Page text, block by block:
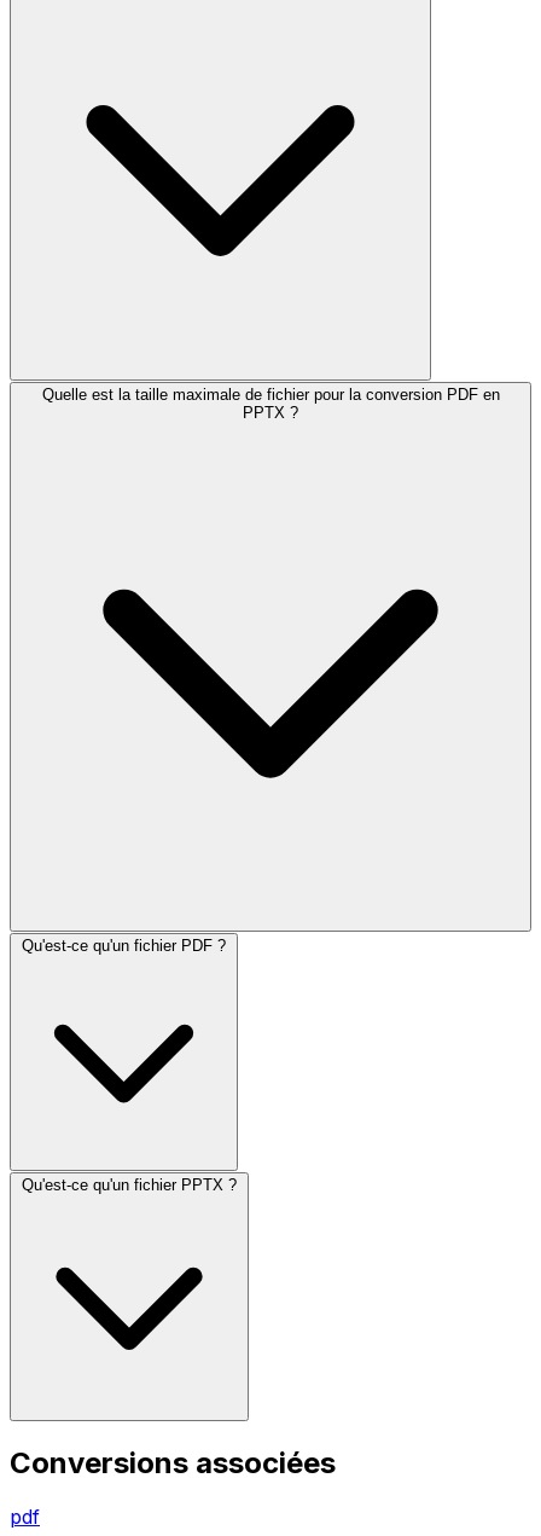
Quelle est la taille maximale de fichier pour la conversion PDF en
PPTX ?
Qu'est-ce qu'un fichier PDF ?
Qu'est-ce qu'un fichier PPTX ?
Conversions associées
pdf